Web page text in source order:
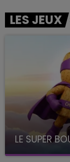
LES JEUX
LE SUPER
avec La